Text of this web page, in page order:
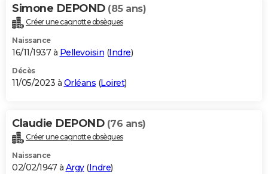
Simone DEPOND (85 ans)
Créer une cagnotte obsèques
Naissance
16/11/1937 à Pellevoisin (Indre)
Décès
11/05/2023 à Orléans (Loiret)
Claudie DEPOND (76 ans)
Créer une cagnotte obsèques
Naissance
02/02/1947 à Argy(Indre)